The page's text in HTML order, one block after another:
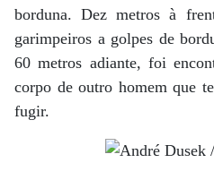
borduna. Dez metros à
garimpeiros a golpes de
60 metros adiante, foi
corpo de outro homem que
fugir.